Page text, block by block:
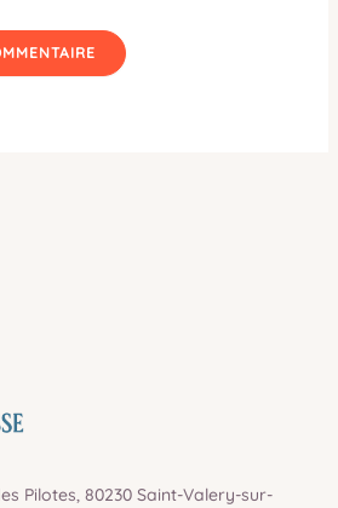
Pilotes, 80230 Saint-Valery-sur-